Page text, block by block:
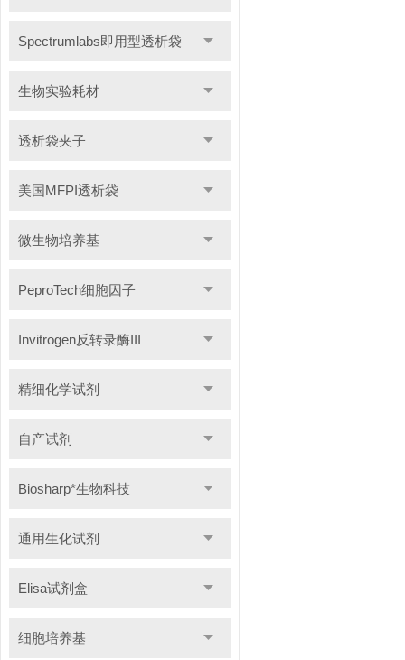
Spectrumlabs即用型透析袋
生物实验耗材
透析袋夹子
美国MFPI透析袋
微生物培养基
PeproTech细胞因子
Invitrogen反转录酶III
精细化学试剂
自产试剂
Biosharp*生物科技
通用生化试剂
Elisa试剂盒
细胞培养基